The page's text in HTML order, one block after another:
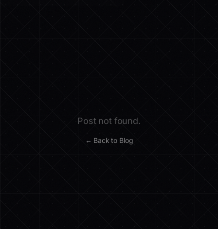
Post not found.
← Back to Blog